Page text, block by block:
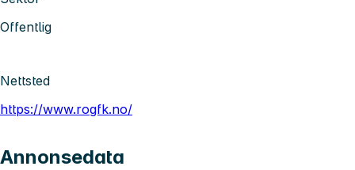
Offentlig
Nettsted
https://www.rogfk.no/
Annonsedata